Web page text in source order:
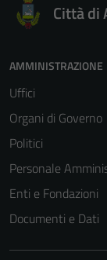
Città di
AMMINISTRAZIONE
Uffici
Organi di Governo
Politici
Personale
Enti e Fondazioni
Documenti e Dati